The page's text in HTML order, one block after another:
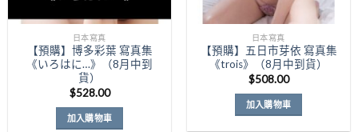
日本寫真
【預購】博多彩葉 寫真集
《いろはに…》（8月中到
貨）
$528.00
加入購物車
日本寫真
【預購】五日市芽依 寫真集
《trois》（8月中到貨）
$508.00
加入購物車